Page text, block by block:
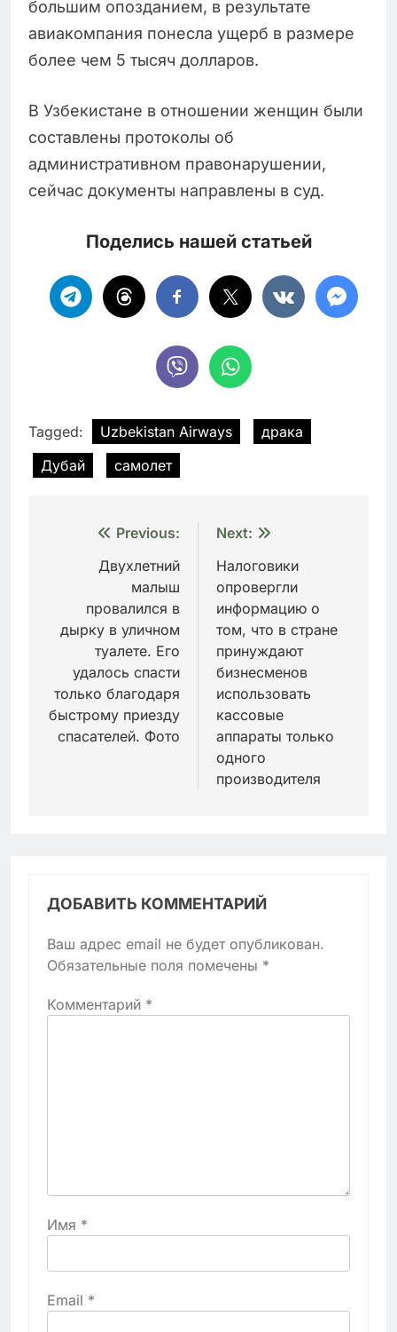
большим опозданием, в результате
авиакомпания понесла ущерб в размере
более чем 5 тысяч долларов.
В Узбекистане в отношении женщин были
составлены протоколы об
административном правонарушении,
сейчас документы направлены в суд.
Поделись нашей статьей
Tagged: Uzbekistаn Airways
драка
Дубай
самолет
Навигация
записям
Previous:
Двухлетний
малыш
провалился в
дырку в уличном
туалете. Его
удалось спасти
только благодаря
быстрому приезду
спасателей. Фото
Next:
Налоговики
опровергли
информацию о
том, что в стране
принуждают
бизнесменов
использовать
кассовые
аппараты только
одного
производителя
ДОБАВИТЬ КОММЕНТАРИЙ
Ваш адрес email не будет опубликован.
Обязательные поля помечены *
Комментарий *
Имя *
Email *